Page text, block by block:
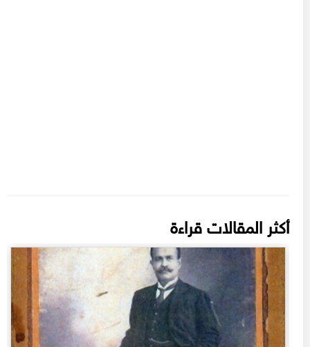
أكثر المقالات قراءة